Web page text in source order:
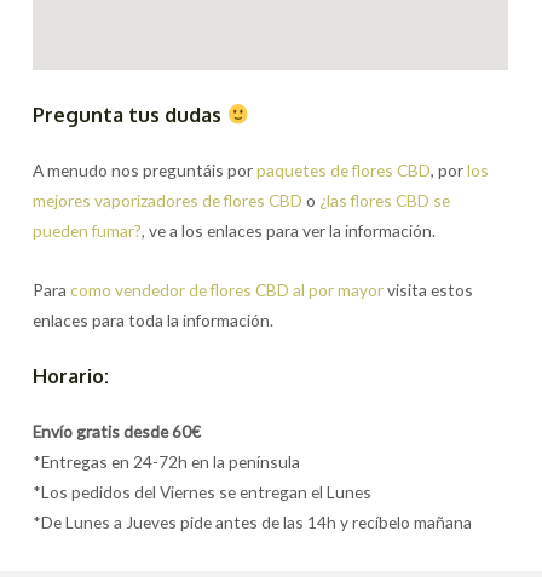
Pregunta tus dudas
A menudo nos preguntáis porpaquetes de flores CBD, porlos
mejores vaporizadores de flores CBD o ¿las flores CBD se
pueden fumar?, ve a los enlaces para ver la información.
Paracomo vendedor de flores CBD al por mayorvisita estos
enlaces para toda la información.
Horario:
Envío gratis desde 60€
*Entregas en 24-72h en la península
*Los pedidos del Viernes se entregan el Lunes
*De Lunes a Jueves pide antes de las 14h y recíbelo mañana